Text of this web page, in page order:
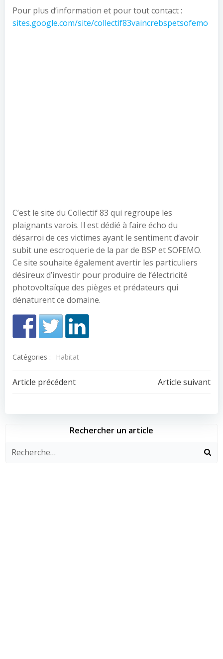
Pour plus d’information et pour tout contact :
sites.google.com/site/collectif83vaincrebspetsofemo
C’est le site du Collectif 83 qui regroupe les
plaignants varois. Il est dédié à faire écho du
désarroi de ces victimes ayant le sentiment d’avoir
subit une escroquerie de la par de BSP et SOFEMO.
Ce site souhaite également avertir les particuliers
désireux d’investir pour produire de l’électricité
photovoltaïque des pièges et prédateurs qui
dénaturent ce domaine.
Catégories : Habitat
Navigation
de
l’article
Article précédent
Navigation
de
l’article
Article suivant
Rechercher un article